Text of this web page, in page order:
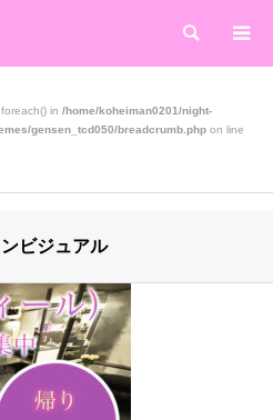
検索
in /home/koheiman0201/night-
gensen_tcd050/breadcrumb.php on line
ビジュアル